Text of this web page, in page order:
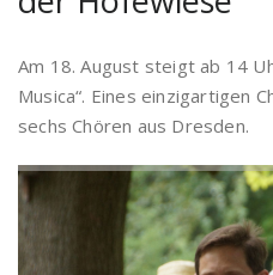
Am 18. August steigt ab 14
Musica“. Eines einzigartigen
sechs Chören aus Dresden.